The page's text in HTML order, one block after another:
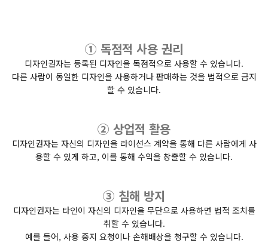
① 독점적 사용 권리
디자인권자는 등록된 디자인을 독점적으로 사용할 수 있습니다.
다른 사람이 동일한 디자인을 사용하거나 판매하는 것을 법적으로 금지
할 수 있습니다.
② 상업적 활용
디자인권자는 자신의 디자인을 라이선스 계약을 통해 다른 사람에게 사
용할 수 있게 하고, 이를 통해 수익을 창출할 수 있습니다.
③ 침해 방지
디자인권자는 타인이 자신의 디자인을 무단으로 사용하면 법적 조치를
취할 수 있습니다.
예를 들어, 사용 중지 요청이나 손해배상을 청구할 수 있습니다.